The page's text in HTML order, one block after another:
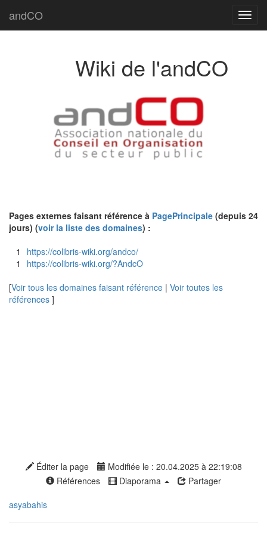
andCO
Wiki de l'andCO
Pages externes faisant référence à PagePrincipale (depuis 24
jours) (voir la liste des domaines) :
1
https://colibris-wiki.org/andco/
1
https://colibris-wiki.org/?AndcO
[Voir tous les domaines faisant référence | Voir toutes les
références ]
Éditer la page
Modifiée le : 20.04.2025 à 22:19:08
Références
Diaporama
Partager
asyabahis